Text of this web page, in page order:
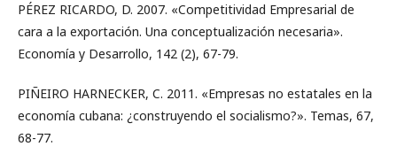
PÉREZ RICARDO, D. 2007. «Competitividad Empresarial de
cara a la exportación. Una conceptualización necesaria».
Economía y Desarrollo, 142 (2), 67-79.
PIÑEIRO HARNECKER, C. 2011. «Empresas no estatales en la
economía cubana: ¿construyendo el socialismo?». Temas, 67,
68-77.